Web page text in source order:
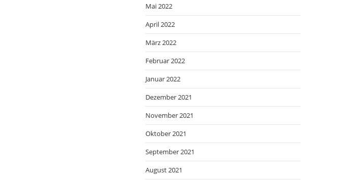
Mai 2022
April 2022
März 2022
Februar 2022
Januar 2022
Dezember 2021
November 2021
Oktober 2021
September 2021
August 2021